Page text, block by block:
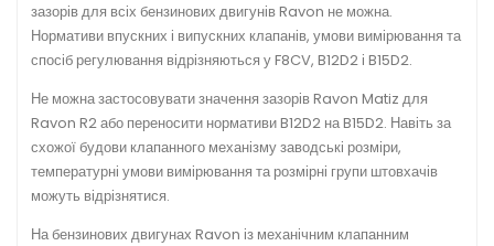
зазорів для всіх бензинових двигунів Ravon не можна.
Нормативи впускних і випускних клапанів, умови вимірювання та
спосіб регулювання відрізняються у F8CV, B12D2 і B15D2.
Не можна застосовувати значення зазорів Ravon Matiz для
Ravon R2 або переносити нормативи B12D2 на B15D2. Навіть за
схожої будови клапанного механізму заводські розміри,
температурні умови вимірювання та розмірні групи штовхачів
можуть відрізнятися.
На бензинових двигунах Ravon із механічним клапанним